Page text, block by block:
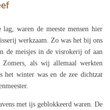
waren de meeste mensen hier
werkzaam. Zo was het bij ons
de meisjes in de visrokerij of aan
als wij allemaal werkten
het winter was en de zee dichtzat
met ijs geblokkeerd waren. De